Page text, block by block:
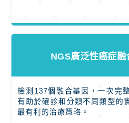
NGS廣泛性癌症融
檢測137個融合基因，一次完
有助於確診和分類不同類型的
最有利的治療策略。